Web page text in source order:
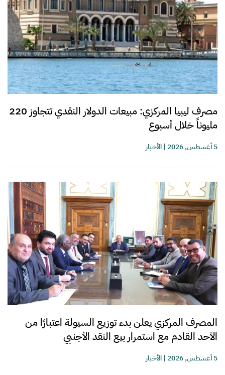
مصرف ليبيا المركزي: مبيعات الدولار النقدي تتجاوز 220
مليوناً خلال أسبوع
5 أغسطس, 2026 |الأخبار
المصرف المركزي يعلن بدء توزيع السيولة اعتبارًا من
الأحد القادم مع استمرار بيع النقد الأجنبي
5 أغسطس, 2026 |الأخبار